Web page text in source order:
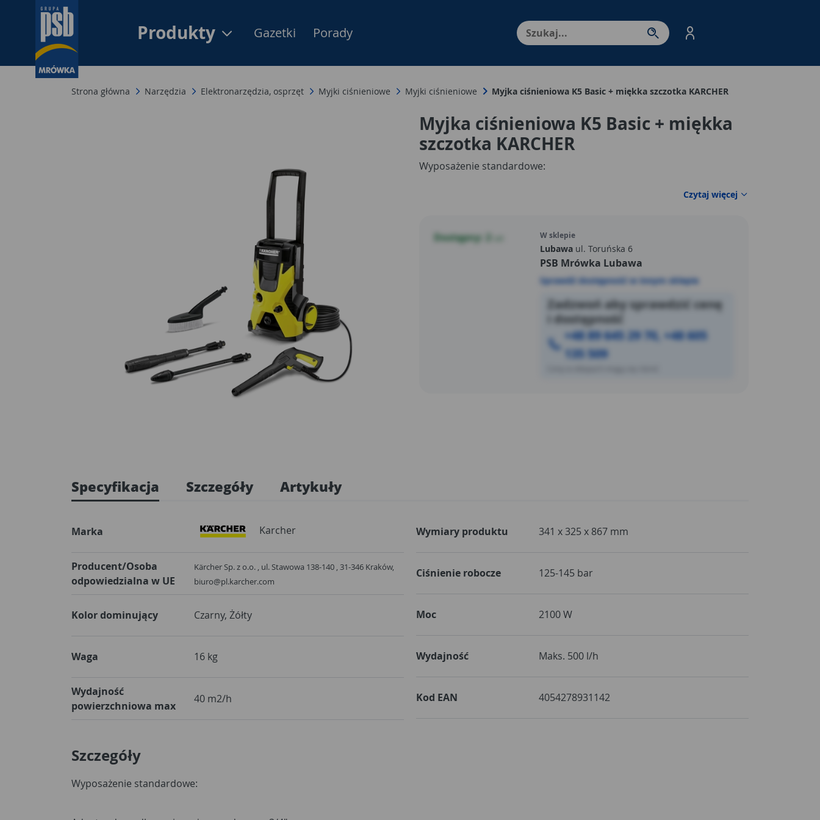
Produkty Menu Produktów, nawigacja: Enter - przejdź do strony produktów. Spacja – otwórz/
Gazetki Porady
Strona główna Narzędzia Elektronarzędzia, osprzęt Myjki ciśnieniowe Myjki ciśnieniowe Myjka ciśnieniowa K5 Basic + miękka szczotka KARCHER
Myjka ciśnieniowa K5 Basic + miękka
szczotka KARCHER
Wyposażenie standardowe:
Czytaj więcej
Dostępny: 2 W sklepie
Lubawa ul. Toruńska 6
PSB Mrówka Lubawa
Sprawdź dostępność w innym sklepie
Zadzwoń aby sprawdzić cenę
i dostępność
+48 89 645 29 70, +48 605
135 509
Specyfikacja Szczegóły Artykuły
Marka Karcher
Producent/Osoba
odpowiedzialna w UE
Kärcher Sp. z o.o. , ul. Stawowa 138-140 , 31-346 Kraków,
biuro@pl.karcher.com
Kolor dominujący Czarny, Żółty
Waga 16 kg
Wydajność
powierzchniowa max
40 m2/h
Wymiary produktu 341 x 325 x 867 mm
Ciśnienie robocze 125-145 bar
Moc 2100 W
Wydajność Maks. 500 l/h
Kod EAN 4054278931142
Szczegóły
Wyposażenie standardowe: